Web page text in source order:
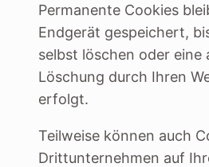
Permanente Cookies
Endgerät gespeichert,
selbst löschen oder eine
Löschung durch Ihren
erfolgt.
Teilweise können auch
Drittunternehmen auf